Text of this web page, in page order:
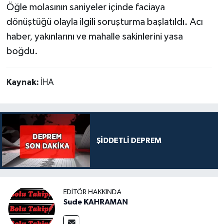
Öğle molasının saniyeler içinde faciaya
dönüştüğü olayla ilgili soruşturma başlatıldı. Acı
haber, yakınlarını ve mahalle sakinlerini yasa
boğdu.
Kaynak: İHA
ŞİDDETLİ DEPREM
EDITÖR HAKKINDA
Sude KAHRAMAN